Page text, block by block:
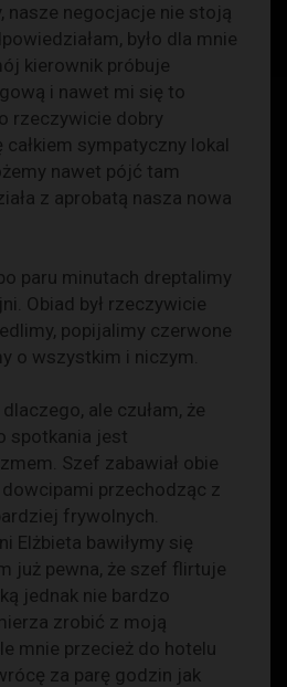
nasze negocjacje nie stoją
było dla mnie
kierownik próbuje
i nawet mi się to
rzeczywicie dobry
całkiem sympatyczny lokal
nawet pójć tam
z aprobatą nasza nowa
paru minutach dreptalimy
Obiad był rzeczywicie
popijalimy czerwone
o wszystkim i niczym.
ale czułam, że
spotkania jest
Szef zabawiał obie
przechodząc z
frywolnych.
Elżbieta bawiłymy się
już pewna, że szef flirtuje
jednak nie bardzo
zrobić z moją
mnie przecież do hotelu
za parę godzin jak